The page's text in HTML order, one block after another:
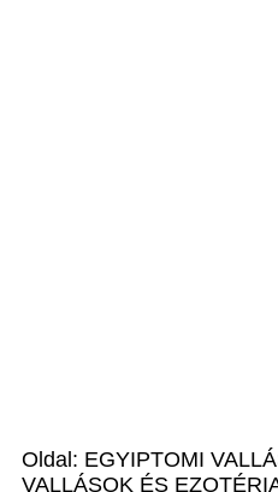
Oldal: EGYIPTOMI
VALLÁSOK ÉS